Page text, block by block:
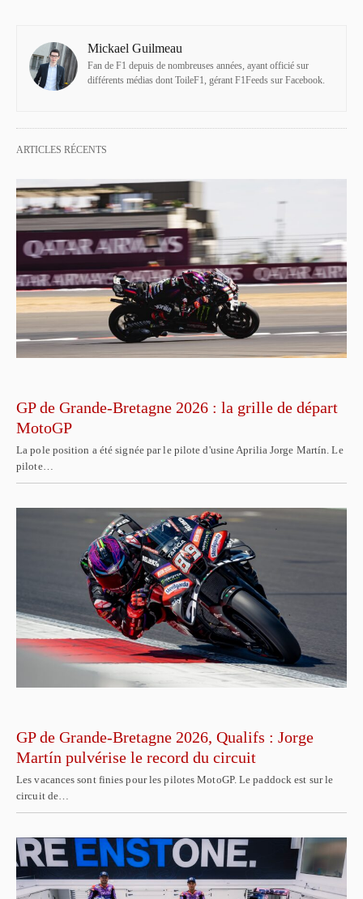
Mickael Guilmeau
Fan de F1 depuis de nombreuses années, ayant officié sur
différents médias dont ToileF1, gérant F1Feeds sur Facebook.
ARTICLES RÉCENTS
GP de Grande-Bretagne 2026 : la grille de départ
MotoGP
La pole position a été signée par le pilote d'usine Aprilia Jorge Martín. Le
pilote…
GP de Grande-Bretagne 2026, Qualifs : Jorge
Martín pulvérise le record du circuit
Les vacances sont finies pour les pilotes MotoGP. Le paddock est sur le
circuit de…